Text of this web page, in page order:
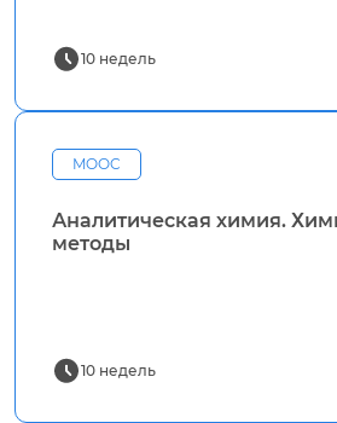
10 недель
MOOC
Аналитическая химия.
методы
10 недель